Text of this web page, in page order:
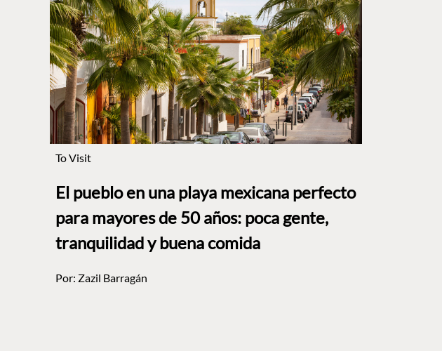
To Visit
El pueblo en una playa mexicana perfecto
para mayores de 50 años: poca gente,
tranquilidad y buena comida
Por: Zazil Barragán